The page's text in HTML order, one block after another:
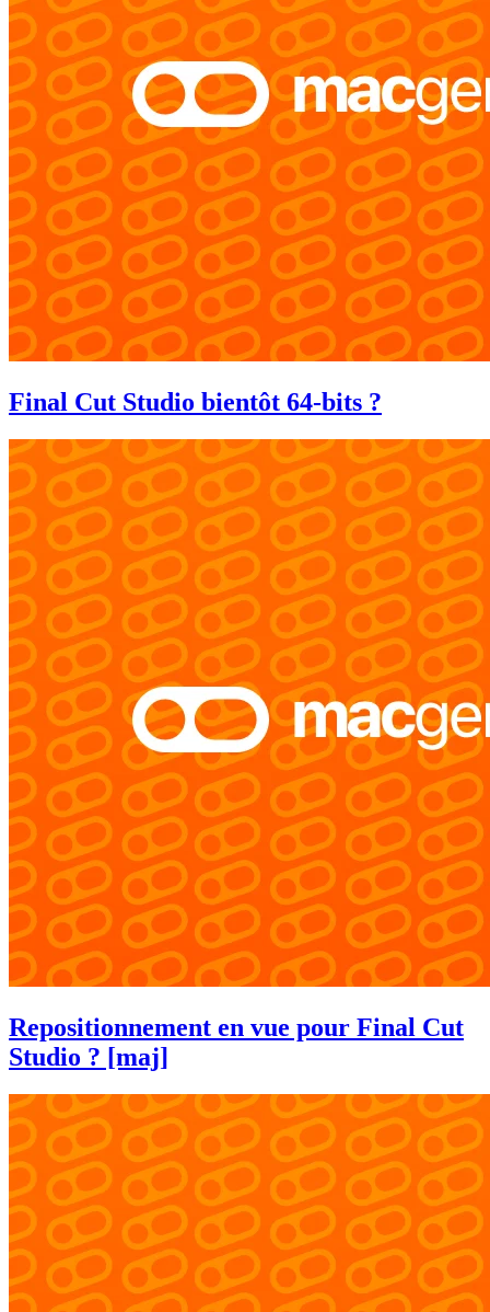
Final Cut Studio bientôt 64-bits ?
Repositionnement en vue pour Final Cut
Studio ? [maj]